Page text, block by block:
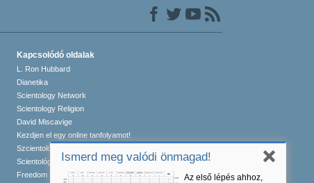
Ismerd meg valódi önmagad!
Az első lépés ahhoz,
Kapcsolódó oldalak
L. Ron Hubbard
Dianetika
Scientology Network
Scientology Religion
David Miscavige
Kezdjen el egy online tanfolyamot!
Szcientológia önkéntes lelkészek
Scientológusok Nemzetközi Szövetsége
Freedom Magazine